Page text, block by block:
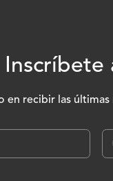
Inscríbete
en recibir las